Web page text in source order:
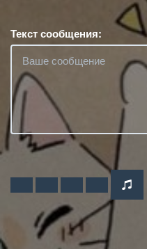
Текст сообщения: